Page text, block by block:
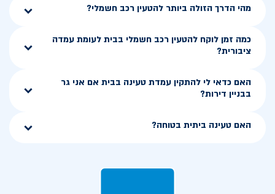
מהי הדרך הזולה ביותר להטעין רכב חשמלי?
כמה זמן לוקח להטעין רכב חשמלי בבית לעומת עמדה
ציבורית?
האם כדאי לי להתקין עמדת טעינה בבית אם אני גר
בבניין דירות?
האם טעינה ביתית בטוחה?